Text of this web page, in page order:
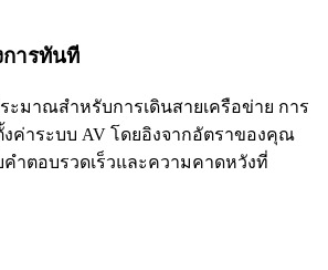
ารทันที
มาณสำหรับการเดินสายเครือข่าย การ
ค่าระบบ AV โดยอิงจากอัตราของคุณ
คำตอบรวดเร็วและความคาดหวังที่